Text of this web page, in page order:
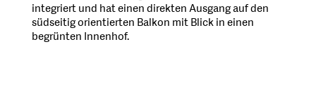
integriert und hat einen direkten Ausgang auf den
südseitig orientierten Balkon mit Blick in einen
begrünten Innenhof.